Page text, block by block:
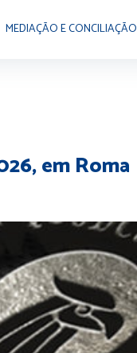
MEDIAÇÃO E CONCILIAÇÃO
em Roma